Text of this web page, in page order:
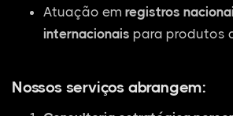
Atuação em registros
internacionais para produtos
Nossos serviços abrangem: